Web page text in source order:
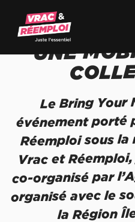
UNE
Le Bring Your
événement porté
Réemploi sous
Vrac et
co-organisé par
organisé avec le
la Région